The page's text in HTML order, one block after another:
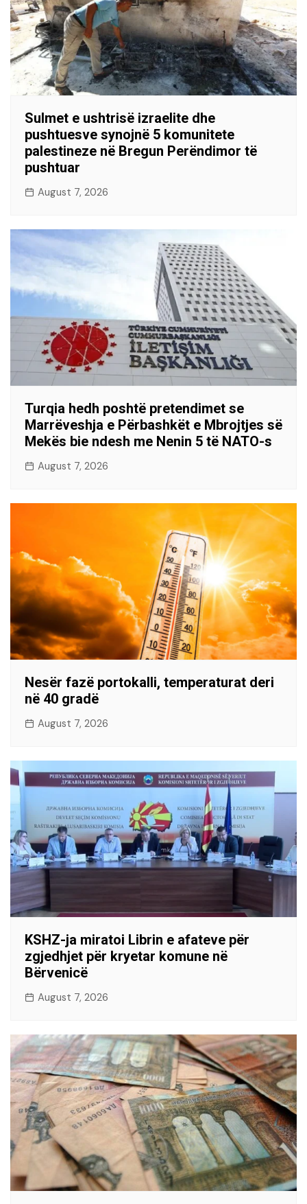
Sulmet e ushtrisë izraelite dhe
pushtuesve synojnë 5 komunitete
palestineze në Bregun Perëndimor të
pushtuar
August 7, 2026
Turqia hedh poshtë pretendimet se
Marrëveshja e Përbashkët e Mbrojtjes së
Mekës bie ndesh me Nenin 5 të NATO-s
August 7, 2026
Nesër fazë portokalli, temperaturat deri
në 40 gradë
August 7, 2026
KSHZ-ja miratoi Librin e afateve për
zgjedhjet për kryetar komune në
Bërvenicë
August 7, 2026